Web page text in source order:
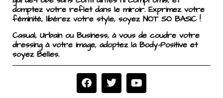
domptez votre reflet dans le miroir. Exprimez votre
féminité, libérez votre style, soyez NOT SO BASIC !
Casual, Urbain ou Business, à vous de coudre votre
dressing à votre image, adoptez la Body-Positive et
soyez Belles.